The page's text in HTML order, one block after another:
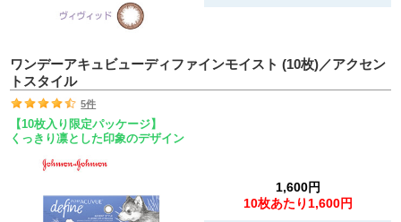
ワンデーアキュビューディファインモイスト (10枚)／アクセン
トスタイル
5件
【10枚入り限定パッケージ】
くっきり凛とした印象のデザイン
1,600円
10枚あたり1,600円